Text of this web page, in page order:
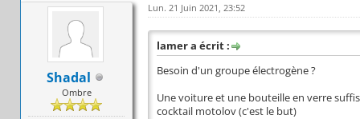
Shadal
Ombre
Lun. 21 Juin 2021, 23:52
lamer a écrit :
Besoin d'un groupe électrogène ?
Une voiture et une bouteille en verre
cocktail motolov (c'est le but)